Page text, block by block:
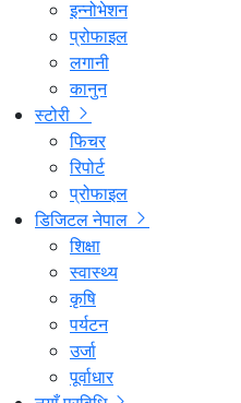
इन्नोभेशन
प्रोफाइल
लगानी
कानुन
स्टोरी
फिचर
रिपोर्ट
प्रोफाइल
डिजिटल नेपाल
शिक्षा
स्वास्थ्य
कृषि
पर्यटन
उर्जा
पूर्वाधार